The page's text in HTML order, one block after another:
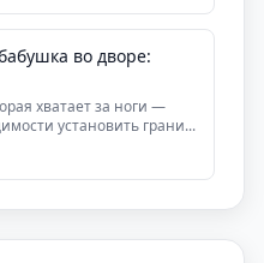
во дворе:
хватает за ноги —
установить грани...